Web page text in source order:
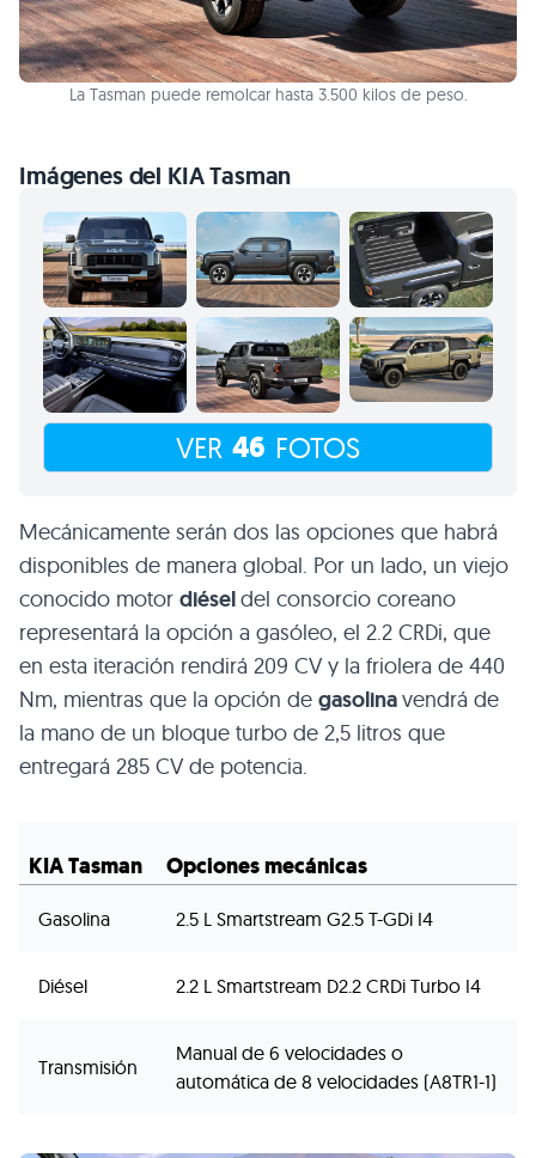
La Tasman puede remolcar hasta 3.500 kilos de peso.
Imágenes del KIA Tasman
VER 46 FOTOS
Mecánicamente serán dos las opciones que habrá
disponibles de manera global. Por un lado, un viejo
conocido motor diéseldel consorcio coreano
representará la opción a gasóleo, el 2.2 CRDi, que
en esta iteración rendirá 209 CV y la friolera de 440
Nm, mientras que la opción de gasolinavendrá de
la mano de un bloque turbo de 2,5 litros que
entregará 285 CV de potencia.
KIA Tasman Opciones mecánicas
Gasolina 2.5 L Smartstream G2.5 T-GDi I4
Diésel 2.2 L Smartstream D2.2 CRDi Turbo I4
Transmisión
Manual de 6 velocidades o
automática de 8 velocidades (A8TR1-1)